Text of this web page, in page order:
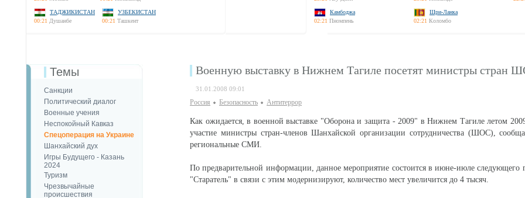
ТАДЖИКИСТАН
00:21 Душанбе
УЗБЕКИСТАН
00:21 Ташкент
Камбоджа
02:21 Пномпень
Шри-Ланка
02:21 Коломбо
Темы
Санкции
Политический диалог
Военные учения
Неспокойный Кавказ
Спецоперация на Украине
Шанхайский дух
Игры Будущего - Казань
2024
Туризм
Чрезвычайные
происшествия
Военную выставку в Нижнем Тагиле посетят министры стран
31.01.2008 09:01
Россия Безопаcность Антитеррор
Как ожидается, в военной выставке "Оборона и защита - 2009" в Нижнем Тагиле летом
участие министры стран-членов Шанхайской организации сотрудничества (ШОС),
региональные СМИ.
По предварительной информации, данное мероприятие состоится в июне-июле следующего
"Старатель" в связи с этим модернизируют, количество мест увеличится до 4 тысяч.